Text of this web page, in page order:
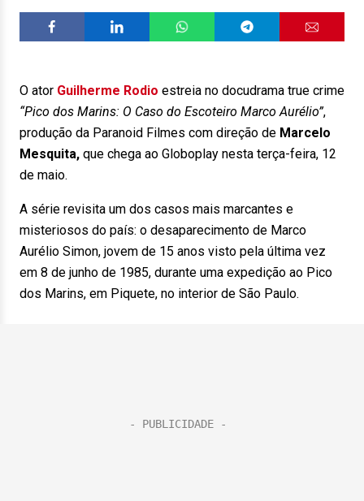
O ator Guilherme Rodio estreia no docudrama true crime
“Pico dos Marins: O Caso do Escoteiro Marco Aurélio”,
produção da Paranoid Filmes com direção de Marcelo
Mesquita, que chega ao Globoplay nesta terça-feira, 12
de maio.
A série revisita um dos casos mais marcantes e
misteriosos do país: o desaparecimento de Marco
Aurélio Simon, jovem de 15 anos visto pela última vez
em 8 de junho de 1985, durante uma expedição ao Pico
dos Marins, em Piquete, no interior de São Paulo.